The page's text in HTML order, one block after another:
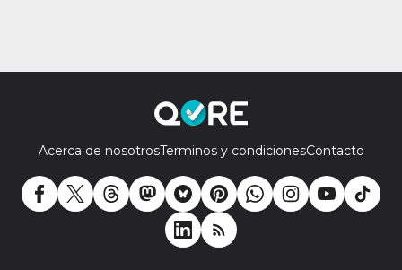
Acerca de nosotrosTerminos y condicionesContacto